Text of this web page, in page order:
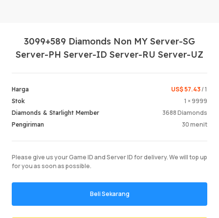
Masuk
3099+589 Diamonds Non MY Server-SG
Server-PH Server-ID Server-RU Server-UZ
Harga US$ 57.43/ 1
Stok 1 × 9999
Diamonds & Starlight Member 3688 Diamonds
Pengiriman 30 menit
Please give us your Game ID and Server ID for delivery. We will top up
for you as soon as possible.
Beli Sekarang